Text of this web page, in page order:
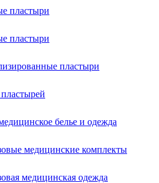
пластыри
пластыри
пластыри
белье и одежда
медицинские комплекты
медицинская одежда